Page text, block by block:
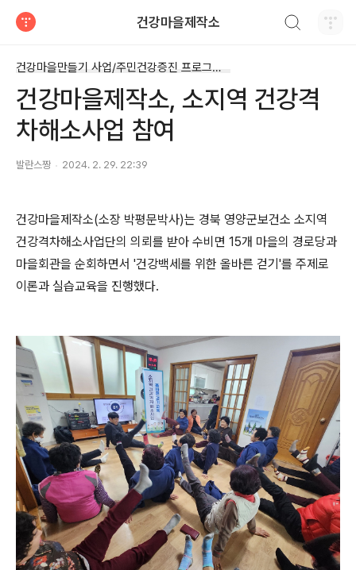
건강마을제작소
건강마을만들기 사업/주민건강증진 프로그램운영
건강마을제작소, 소지역 건강격
차해소사업 참여
발란스짱 2024. 2. 29. 22:39
건강마을제작소(소장 박평문박사)는 경북 영양군보건소 소지역
건강격차해소사업단의 의뢰를 받아 수비면 15개 마을의 경로당과
마을회관을 순회하면서 '건강백세를 위한 올바른 걷기'를 주제로
이론과 실습교육을 진행했다.